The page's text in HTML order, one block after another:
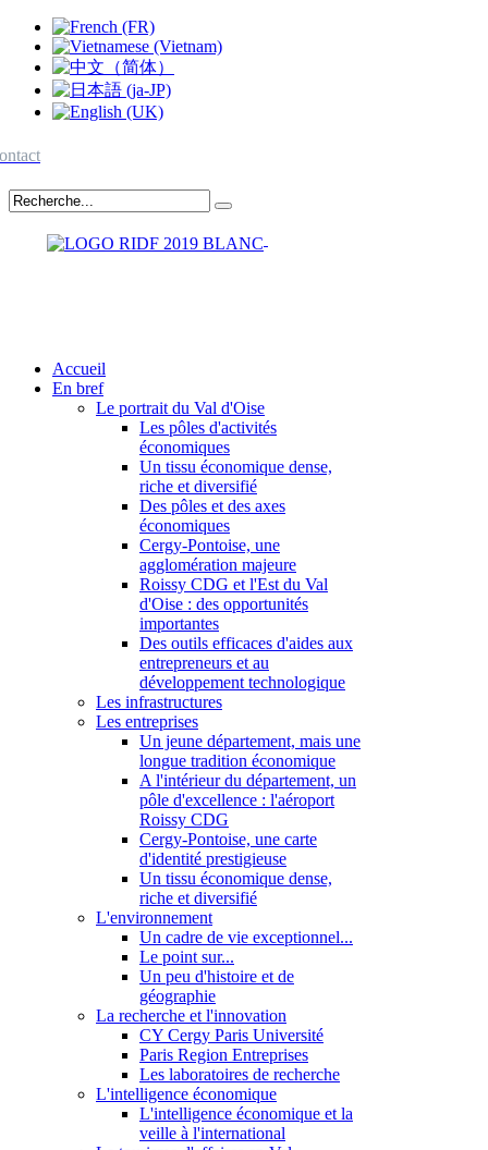
Accueil
En bref
Le portrait du Val d'Oise
Les pôles d'activités
économiques
Un tissu économique dense,
riche et diversifié
Des pôles et des axes
économiques
Cergy-Pontoise, une
agglomération majeure
Roissy CDG et l'Est du Val
d'Oise : des opportunités
importantes
Des outils efficaces d'aides aux
entrepreneurs et au
développement technologique
Les infrastructures
Les entreprises
Un jeune département, mais une
longue tradition économique
A l'intérieur du département, un
pôle d'excellence : l'aéroport
Roissy CDG
Cergy-Pontoise, une carte
d'identité prestigieuse
Un tissu économique dense,
riche et diversifié
L'environnement
Un cadre de vie exceptionnel...
Le point sur...
Un peu d'histoire et de
géographie
La recherche et l'innovation
CY Cergy Paris Université
Paris Region Entreprises
Les laboratoires de recherche
L'intelligence économique
L'intelligence économique et la
veille à l'international